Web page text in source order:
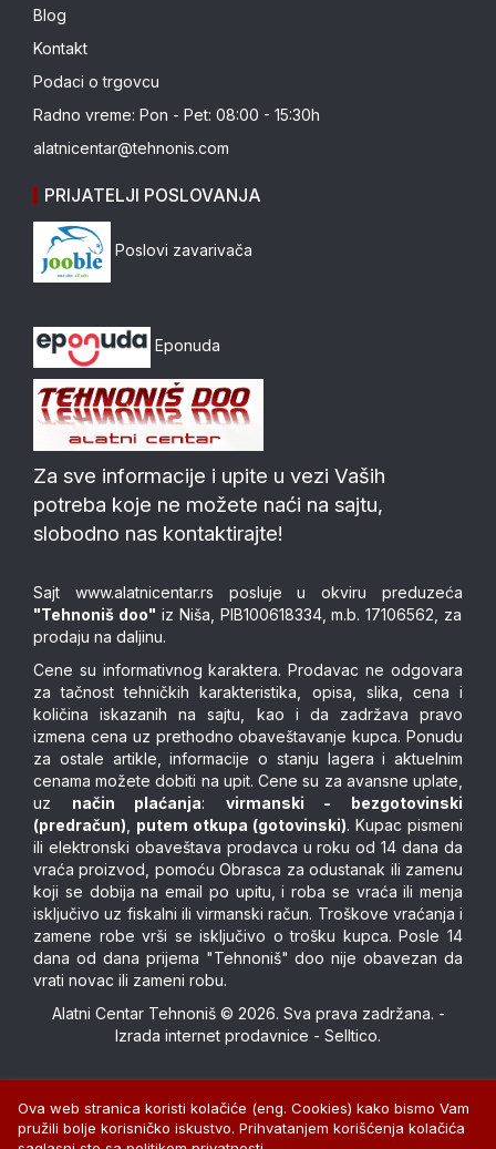
Blog
Kontakt
Podaci o trgovcu
Radno vreme: Pon - Pet: 08:00 - 15:30h
alatnicentar@tehnonis.com
PRIJATELJI POSLOVANJA
Poslovi zavarivača
Eponuda
Za sve informacije i upite u vezi Vaših
potreba koje ne možete naći na sajtu,
slobodno nas kontaktirajte!
Sajt www.alatnicentar.rs posluje u okviru preduzeća
"Tehnoniš doo" iz Niša, PIB100618334, m.b. 17106562, za
prodaju na daljinu.
Cene su informativnog karaktera. Prodavac ne odgovara
za tačnost tehničkih karakteristika, opisa, slika, cena i
količina iskazanih na sajtu, kao i da zadržava pravo
izmena cena uz prethodno obaveštavanje kupca. Ponudu
za ostale artikle, informacije o stanju lagera i aktuelnim
cenama možete dobiti na upit. Cene su za avansne uplate,
uz način plaćanja: virmanski - bezgotovinski
(predračun)
putem otkupa (gotovinski). Kupac pismeni
ili elektronski obaveštava prodavca u roku od 14 dana da
vraća proizvod, pomoću Obrasca za odustanak ili zamenu
koji se dobija na email po upitu, i roba se vraća ili menja
isključivo uz fiskalni ili virmanski račun. Troškove vraćanja i
zamene robe vrši se isključivo o trošku kupca. Posle 14
dana od dana prijema "Tehnoniš" doo nije obavezan da
vrati novac ili zameni robu.
Alatni Centar Tehnoniš © 2026. Sva prava zadržana. -
Izrada internet prodavnice - Selltico.
Ova web stranica koristi kolačiće (eng. Cookies) kako bismo Vam
pružili bolje korisničko iskustvo. Prihvatanjem korišćenja kolačića